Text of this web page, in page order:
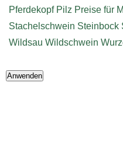
Pferdekopf Pilz Preise für
Stachelschwein Steinbock
Wildsau Wildschwein